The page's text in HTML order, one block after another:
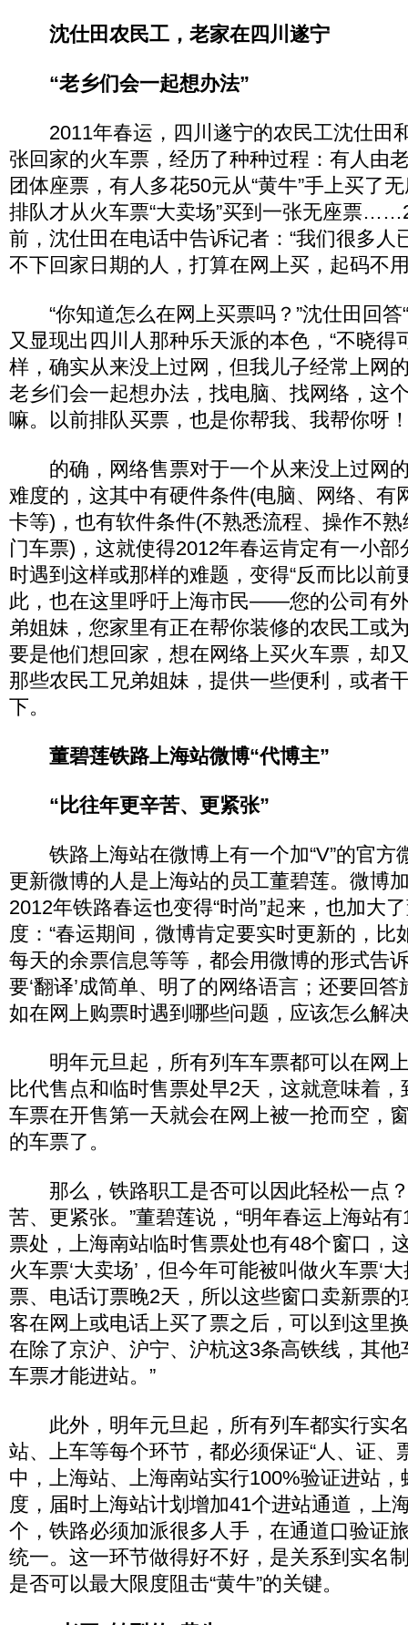
沈仕田农民工，老家在四川遂宁
“老乡们会一起想办法”
2011年春运，四川遂宁的农民工沈仕田
张回家的火车票，经历了种种过程：有人由
团体座票，有人多花50元从“黄牛”手上买了
排队才从火车票“大卖场”买到一张无座票
前，沈仕田在电话中告诉记者：“我们很多人
不下回家日期的人，打算在网上买，起码不
“你知道怎么在网上买票吗？”沈仕田回答
又显现出四川人那种乐天派的本色，“不晓得
样，确实从来没上过网，但我儿子经常上网
老乡们会一起想办法，找电脑、找网络，这
嘛。以前排队买票，也是你帮我、我帮你呀
的确，网络售票对于一个从来没上过网
难度的，这其中有硬件条件(电脑、网络、有
卡等)，也有软件条件(不熟悉流程、操作不
门车票)，这就使得2012年春运肯定有一小
时遇到这样或那样的难题，变得“反而比以前
此，也在这里呼吁上海市民——您的公司有
弟姐妹，您家里有正在帮你装修的农民工
要是他们想回家，想在网络上买火车票，却
那些农民工兄弟姐妹，提供一些便利，或者
下。
董碧莲铁路上海站微博“代博主”
“比往年更辛苦、更紧张”
铁路上海站在微博上有一个加“V”的官方
更新微博的人是上海站的员工董碧莲。微博
2012年铁路春运也变得“时尚”起来，也加大
度：“春运期间，微博肯定要实时更新的，比
每天的余票信息等等，都会用微博的形式告
要‘翻译’成简单、明了的网络语言；还要回
如在网上购票时遇到哪些问题，应该怎么解
明年元旦起，所有列车车票都可以在网
比代售点和临时售票处早2天，这就意味着
车票在开售第一天就会在网上被一抢而空，
的车票了。
那么，铁路职工是否可以因此轻松一点？
苦、更紧张。”董碧莲说，“明年春运上海站
票处，上海南站临时售票处也有48个窗口，
火车票‘大卖场’，但今年可能被叫做火车票‘
票、电话订票晚2天，所以这些窗口卖新票
客在网上或电话上买了票之后，可以到这里
在除了京沪、沪宁、沪杭这3条高铁线，其
车票才能进站。”
此外，明年元旦起，所有列车都实行实
站、上车等每个环节，都必须保证“人、证、
中，上海站、上海南站实行100%验证进站
度，届时上海站计划增加41个进站通道，上
个，铁路必须加派很多人手，在通道口验证
统一。这一环节做得好不好，是关系到实名
是否可以最大限度阻击“黄牛”的关键。